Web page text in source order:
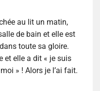
au lit un matin,
de bain et elle est
toute sa gloire.
et elle a dit « je suis
» ! Alors je l’ai fait.